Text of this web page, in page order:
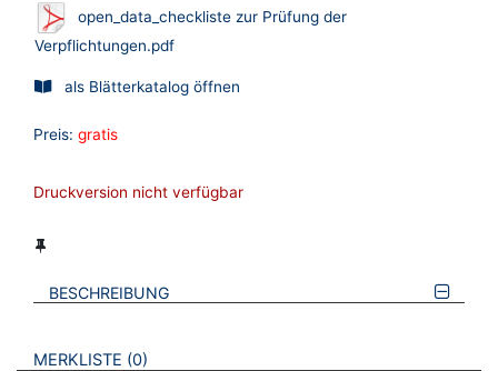
open_data_checkliste zur Prüfung der
Verpflichtungen.pdf
als Blätterkatalog öffnen
Preis: gratis
Druckversion nicht verfügbar
BESCHREIBUNG
VERWEISE AUF VERMERKTE- ODER ZULETZT ANGESEHENE
MERKLISTE 0 BROSCHÜREN